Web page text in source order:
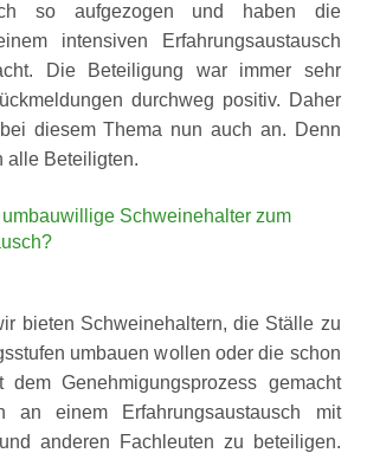
so aufgezogen und haben die
intensiven Erfahrungsaustausch
Die Beteiligung war immer sehr
durchweg positiv. Daher
diesem Thema nun auch an. Denn
alle Beteiligten.
Schweinehalter zum
bieten Schweinehaltern, die Ställe zu
umbauen wollen oder die schon
dem Genehmigungsprozess gemacht
an einem Erfahrungsaustausch mit
anderen Fachleuten zu beteiligen.